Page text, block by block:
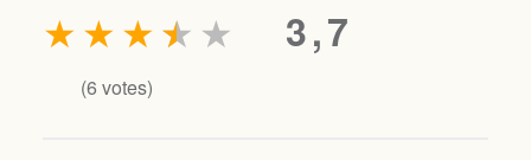
3,7
★
★
★
★
★
(6 votes)